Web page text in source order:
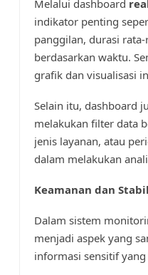
Melalui dashboard
indikator penting
panggilan, durasi
berdasarkan waktu.
grafik dan visualisasi
Selain itu, dashboard
melakukan filter data
jenis layanan, atau
dalam melakukan
Keamanan dan
Dalam sistem
menjadi aspek yang
informasi sensitif